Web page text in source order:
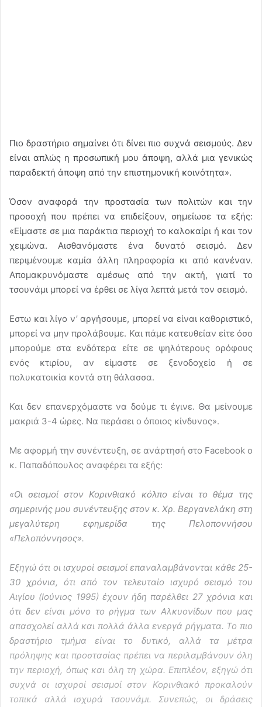
Πιο δραστήριο σημαίνει ότι δίνει πιο συχνά σεισμούς. Δεν
είναι απλώς η προσωπική μου άποψη, αλλά μια γενικώς
παραδεκτή άποψη από την επιστημονική κοινότητα».
Όσον αναφορά την προστασία των πολιτών και την
προσοχή που πρέπει να επιδείξουν, σημείωσε τα εξής:
«Είμαστε σε μια παράκτια περιοχή το καλοκαίρι ή και τον
χειμώνα. Αισθανόμαστε ένα δυνατό σεισμό. Δεν
περιμένουμε καμία άλλη πληροφορία κι από κανέναν.
Απομακρυνόμαστε αμέσως από την ακτή, γιατί το
τσουνάμι μπορεί να έρθει σε λίγα λεπτά μετά τον σεισμό.
Εστω και λίγο ν’ αργήσουμε, μπορεί να είναι καθοριστικό,
μπορεί να μην προλάβουμε. Και πάμε κατευθείαν είτε όσο
μπορούμε στα ενδότερα είτε σε ψηλότερους ορόφους
ενός κτιρίου, αν είμαστε σε ξενοδοχείο ή σε
πολυκατοικία κοντά στη θάλασσα.
Και δεν επανερχόμαστε να δούμε τι έγινε. Θα μείνουμε
μακριά 3-4 ώρες. Να περάσει ο όποιος κίνδυνος».
Με αφορμή την συνέντευξη, σε ανάρτησή στο Facebook ο
κ. Παπαδόπουλος αναφέρει τα εξής:
«Οι σεισμοί στον Κορινθιακό κόλπο είναι το θέμα της
σημερινής μου συνέντευξης στον κ. Χρ. Βεργανελάκη στη
μεγαλύτερη εφημερίδα της Πελοποννήσου
«Πελοπόννησος».
Εξηγώ ότι οι ισχυροί σεισμοί επαναλαμβάνονται κάθε 25-
30 χρόνια, ότι από τον τελευταίο ισχυρό σεισμό του
Αιγίου (Ιούνιος 1995) έχουν ήδη παρέλθει 27 χρόνια και
ότι δεν είναι μόνο το ρήγμα των Αλκυονίδων που μας
απασχολεί αλλά και πολλά άλλα ενεργά ρήγματα. Το πιο
δραστήριο τμήμα είναι το δυτικό, αλλά τα μέτρα
πρόληψης και προστασίας πρέπει να περιλαμβάνουν όλη
την περιοχή, όπως και όλη τη χώρα. Επιπλέον, εξηγώ ότι
συχνά οι ισχυροί σεισμοί στον Κορινθιακό προκαλούν
τοπικά αλλά ισχυρά τσουνάμι. Συνεπώς, οι δράσεις